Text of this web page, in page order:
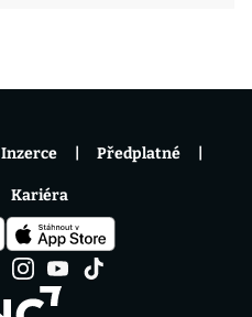
Inzerce Předplatné
Kariéra